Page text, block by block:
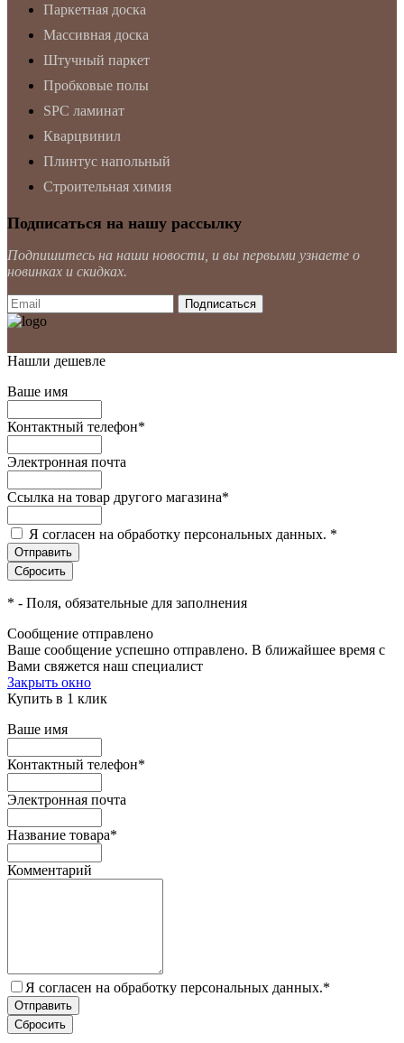
Паркетная доска
Массивная доска
Штучный паркет
Пробковые полы
SPC ламинат
Кварцвинил
Плинтус напольный
Строительная химия
Подписаться на нашу рассылку
Подпишитесь на наши новости, и вы первыми узнаете о
новинках и скидках.
Нашли дешевле
Ваше имя
Контактный телефон*
Электронная почта
Ссылка на товар другого магазина*
Я согласен на обработку персональных данных. *
* - Поля, обязательные для заполнения
Сообщение отправлено
Ваше сообщение успешно отправлено. В ближайшее время с
Вами свяжется наш специалист
Закрыть окно
Купить в 1 клик
Ваше имя
Контактный телефон*
Электронная почта
Название товара*
Комментарий
Я согласен на обработку персональных данных.*